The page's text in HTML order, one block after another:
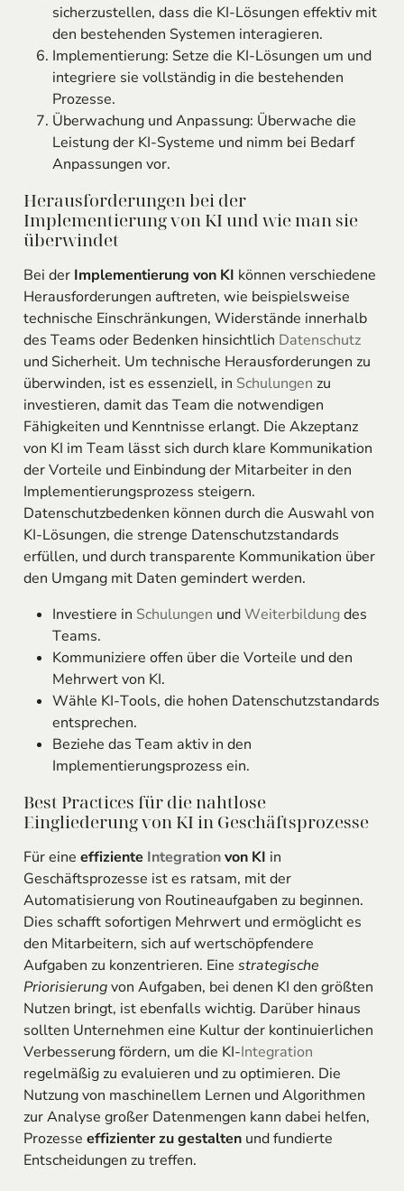
sicherzustellen, dass die KI-Lösungen effektiv mit
den bestehenden Systemen interagieren.
Implementierung: Setze die KI-Lösungen um und
integriere sie vollständig in die bestehenden
Prozesse.
Überwachung und Anpassung: Überwache die
Leistung der KI-Systeme und nimm bei Bedarf
Anpassungen vor.
Herausforderungen bei der
Implementierung von KI und wie man sie
überwindet
Bei der Implementierung von KI können verschiedene
Herausforderungen auftreten, wie beispielsweise
technische Einschränkungen, Widerstände innerhalb
des Teams oder Bedenken hinsichtlich Datenschutz
und Sicherheit. Um technische Herausforderungen zu
überwinden, ist es essenziell, in Schulungen zu
investieren, damit das Team die notwendigen
Fähigkeiten und Kenntnisse erlangt. Die Akzeptanz
von KI im Team lässt sich durch klare Kommunikation
der Vorteile und Einbindung der Mitarbeiter in den
Implementierungsprozess steigern.
Datenschutzbedenken können durch die Auswahl von
KI-Lösungen, die strenge Datenschutzstandards
erfüllen, und durch transparente Kommunikation über
den Umgang mit Daten gemindert werden.
Investiere in Schulungen undWeiterbildungdes
Teams.
Kommuniziere offen über die Vorteile und den
Mehrwert von KI.
Wähle KI-Tools, die hohen Datenschutzstandards
entsprechen.
Beziehe das Team aktiv in den
Implementierungsprozess ein.
Best Practices für die nahtlose
Eingliederung von KI in Geschäftsprozesse
Für eine effiziente Integrationvon KI in
Geschäftsprozesse ist es ratsam, mit der
Automatisierung von Routineaufgaben zu beginnen.
Dies schafft sofortigen Mehrwert und ermöglicht es
den Mitarbeitern, sich auf wertschöpfendere
Aufgaben zu konzentrieren. Eine strategische
Priorisierungvon Aufgaben, bei denen KI den größten
Nutzen bringt, ist ebenfalls wichtig. Darüber hinaus
sollten Unternehmen eine Kultur der kontinuierlichen
Verbesserung fördern, um die KI-Integration
regelmäßig zu evaluieren und zu optimieren. Die
Nutzung von maschinellem Lernen und Algorithmen
zur Analyse großer Datenmengen kann dabei helfen,
Prozesse effizienter zu gestaltenund fundierte
Entscheidungen zu treffen.